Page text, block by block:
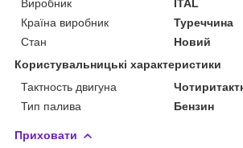
Виробник
ITAL
Країна виробник
Туреччина
Стан
Новий
Користувальницькі характеристики
Тактность двигуна
Тип палива
Бензин
Приховати